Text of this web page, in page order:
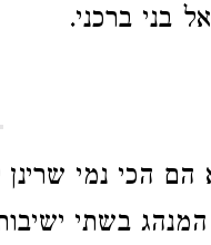
בני ברכני.
הם הכי נמי
בשתי